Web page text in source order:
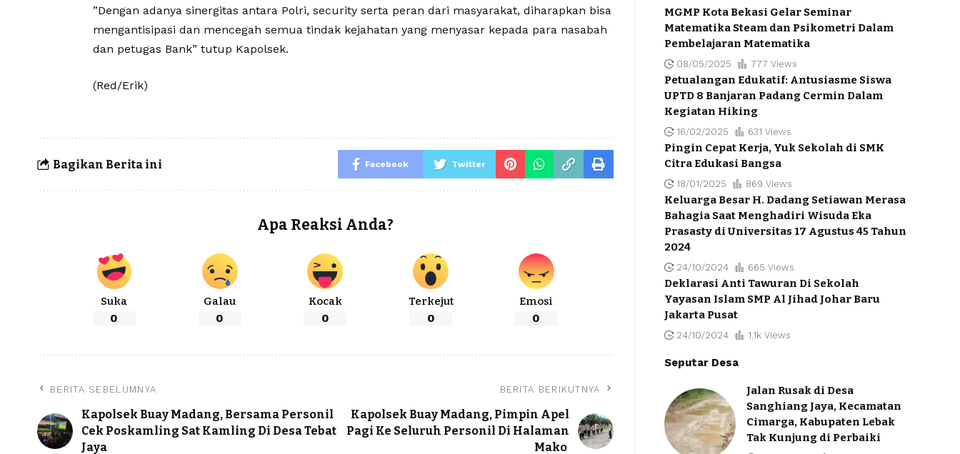
”Dengan adanya sinergitas antara Polri, security serta peran dari masyarakat, diharapkan bisa
mengantisipasi dan mencegah semua tindak kejahatan yang menyasar kepada para nasabah
dan petugas Bank” tutup Kapolsek.
(Red/Erik)
Bagikan Berita ini Facebook Twitter
Apa Reaksi Anda?
Suka
0
Galau
0
Kocak
0
Terkejut
0
Emosi
0
BERITA SEBELUMNYA
Kapolsek Buay Madang, Bersama Personil
Cek Poskamling Sat Kamling Di Desa Tebat
Jaya
BERITA BERIKUTNYA
Kapolsek Buay Madang, Pimpin Apel
Pagi Ke Seluruh Personil Di Halaman
Mako
MGMP Kota Bekasi Gelar Seminar
Matematika Steam dan Psikometri Dalam
Pembelajaran Matematika
08/05/2025 777 Views
Petualangan Edukatif: Antusiasme Siswa
UPTD 8 Banjaran Padang Cermin Dalam
Kegiatan Hiking
16/02/2025 631 Views
Pingin Cepat Kerja, Yuk Sekolah di SMK
Citra Edukasi Bangsa
18/01/2025 869 Views
Keluarga Besar H. Dadang Setiawan Merasa
Bahagia Saat Menghadiri Wisuda Eka
Prasasty di Universitas 17 Agustus 45 Tahun
2024
24/10/2024 665 Views
Deklarasi Anti Tawuran Di Sekolah
Yayasan Islam SMP Al Jihad Johar Baru
Jakarta Pusat
24/10/2024 1.1k Views
Seputar Desa
Jalan Rusak di Desa
Sanghiang Jaya, Kecamatan
Cimarga, Kabupaten Lebak
Tak Kunjung di Perbaiki